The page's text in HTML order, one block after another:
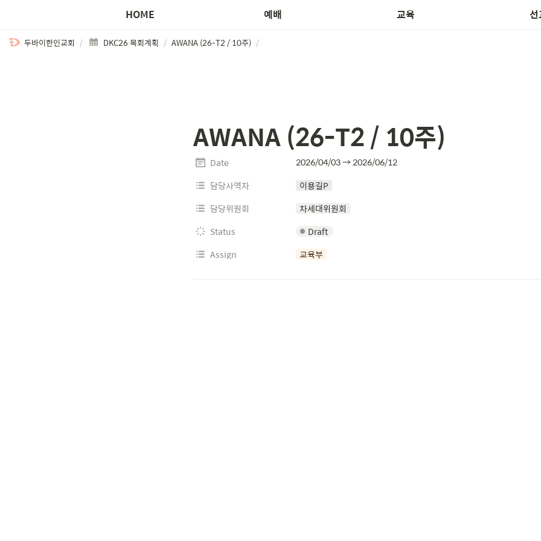
HOME 예배 교육 선
두바이한인교회 / DKC26 목회계획 / AWANA (26-T2 / 10주) /
AWANA (26-T2 / 10주)
Date
2026/04/03 → 2026/06/12
담당사역자
이용길P
담당위원회
차세대위원회
Status
Draft
Assign
교육부